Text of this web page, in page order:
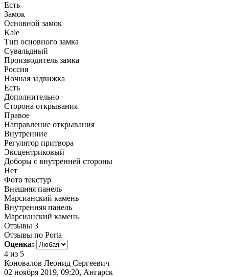
Есть
Замок
Основной замок
Kale
Тип основного замка
Сувальдный
Производитель замка
Россия
Ночная задвижка
Есть
Дополнительно
Сторона открывания
Правое
Направление открывания
Внутренние
Регулятор притвора
Эксцентриковый
Доборы с внутренней стороны
Нет
Фото текстур
Внешняя панель
Марсианский камень
Внутренняя панель
Марсианский камень
Отзывы 3
Отзывы по Porta
Оценка:
4 из 5
Коновалов Леонид Сергеевич
02 ноября 2019, 09:20, Ангарск